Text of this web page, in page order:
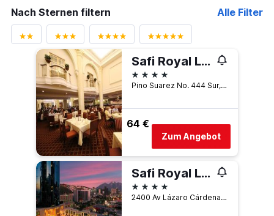
Nach Sternen filtern
Alle Filter
Safi Royal Luxury Centro
4 Sterne
Pino Suarez No. 444 Sur, Colonia Centro, Monterrey, Nuevo León, Mexiko
64 €
Zum Angebot
Safi Royal Luxury Metropolitan
4 Sterne
2400 Av Lázaro Cárdenas, Zona San Agustín, Monterrey, Nuevo León, Mexiko